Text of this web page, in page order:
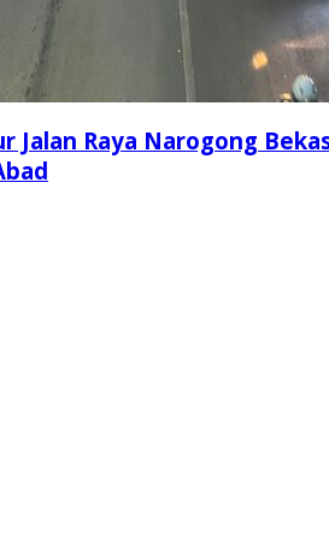
Jalan Raya Narogong